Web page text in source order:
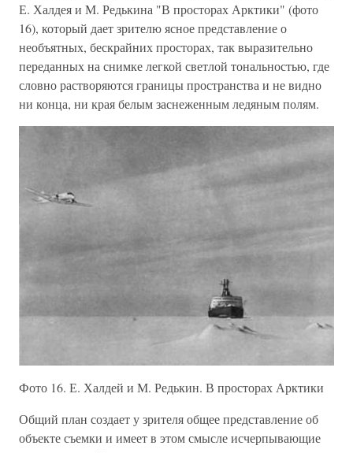
Е. Халдея и М. Редькина "В просторах Арктики" (фото
16), который дает зрителю ясное представление о
необъятных, бескрайних просторах, так выразительно
переданных на снимке легкой светлой тональностью, где
словно растворяются границы пространства и не видно
ни конца, ни края белым заснеженным ледяным полям.
Фото 16. Е. Халдей и М. Редькин. В просторах Арктики
Общий план создает у зрителя общее представление об
объекте съемки и имеет в этом смысле исчерпывающие